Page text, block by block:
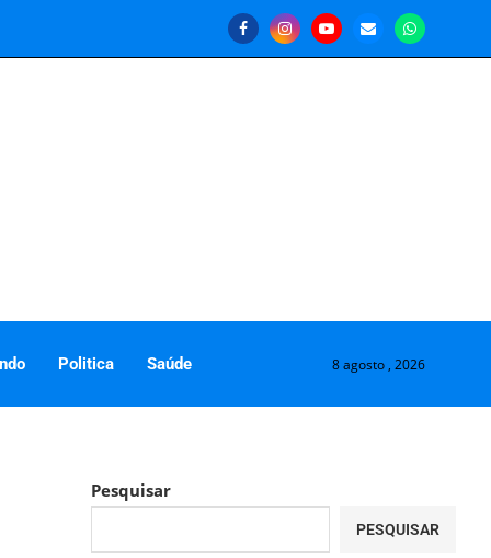
Politica Saúde 8 agosto , 2026
Pesquisar
PESQUISAR